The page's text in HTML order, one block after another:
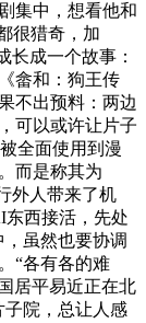
集中，想看他和
很猎奇，加
长成一个故事：
畲和：狗王传
不出预料：两边
可以或许让片子
全面使用到漫
而是称其为
外人带来了机
东西接活，先处
虽然也要协调
“各有各的难
居平易近正在北
子院，总让人感